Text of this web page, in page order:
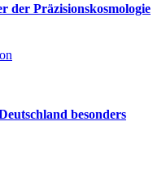
der Präzisionskosmologie
besonders